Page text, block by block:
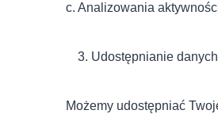
c. Analizowania
Udostępnianie
Możemy udostępniać